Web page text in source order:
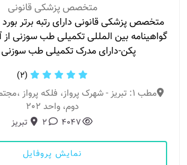
متخصص پزشکی قانونی
متخصص پزشکی قانونی دارای رتبه برتر
گواهینامه بین المللی تکمیلی طب سوزنی از
پکن-دارای مدرک تکمیلی طب
(2)
مطب 1: تبریز - شهرک پرواز، فلکه پرواز
دوم، واحد 202
4047
2 تبریز
نمایش پروفایل